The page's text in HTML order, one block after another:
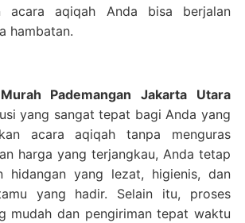
acara aqiqah Anda bisa berjalan
hambatan.
Pademangan Jakarta Utara
yang sangat tepat bagi Anda yang
acara aqiqah tanpa menguras
harga yang terjangkau, Anda tetap
hidangan yang lezat, higienis, dan
yang hadir. Selain itu, proses
mudah dan pengiriman tepat waktu